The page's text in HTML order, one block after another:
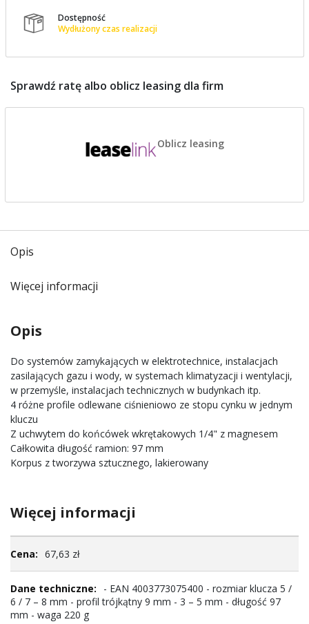

Dostępność
Wydłużony czas realizacji
Sprawdź ratę albo oblicz leasing dla firm
Oblicz leasing
Opis
Więcej informacji
Opis
Do systemów zamykających w elektrotechnice, instalacjach
zasilających gazu i wody, w systemach klimatyzacji i wentylacji,
w przemyśle, instalacjach technicznych w budynkach itp.
4 różne profile odlewane ciśnieniowo ze stopu cynku w jednym
kluczu
Z uchwytem do końcówek wkrętakowych 1/4" z magnesem
Całkowita długość ramion: 97 mm
Korpus z tworzywa sztucznego, lakierowany
Więcej informacji
informacji67,63 zł
- EAN 4003773075400 - rozmiar klucza 5 /
6 / 7 – 8 mm - profil trójkątny 9 mm - 3 – 5 mm - długość 97
mm - waga 220 g